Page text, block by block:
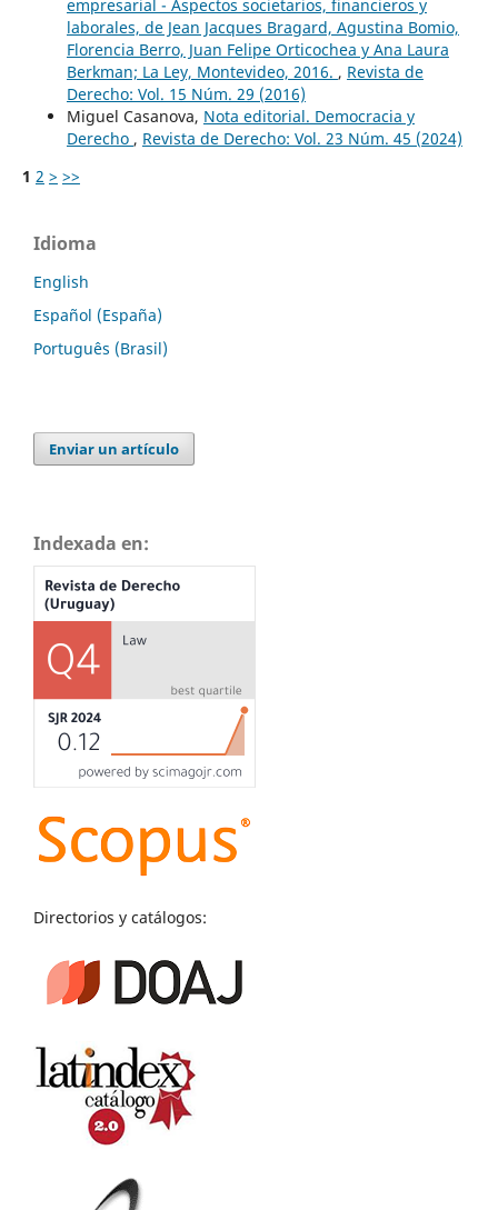
empresarial - Aspectos societarios, financieros y
laborales, de Jean Jacques Bragard, Agustina Bomio,
Florencia Berro, Juan Felipe Orticochea y Ana Laura
Berkman; La Ley, Montevideo, 2016. , Revista de
Derecho: Vol. 15 Núm. 29 (2016)
Miguel Casanova, Nota editorial. Democracia y
Derecho , Revista de Derecho: Vol. 23 Núm. 45 (2024)
1 2 > >>
Idioma
English
Español (España)
Português (Brasil)
Enviar un artículo
Indexada en:
Directorios y catálogos: